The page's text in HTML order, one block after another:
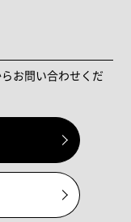
お問い合わせくだ